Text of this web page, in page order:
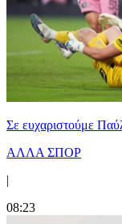
Σε ευχαριστούμε
ΑΛΛΑ ΣΠΟΡ
|
08:23